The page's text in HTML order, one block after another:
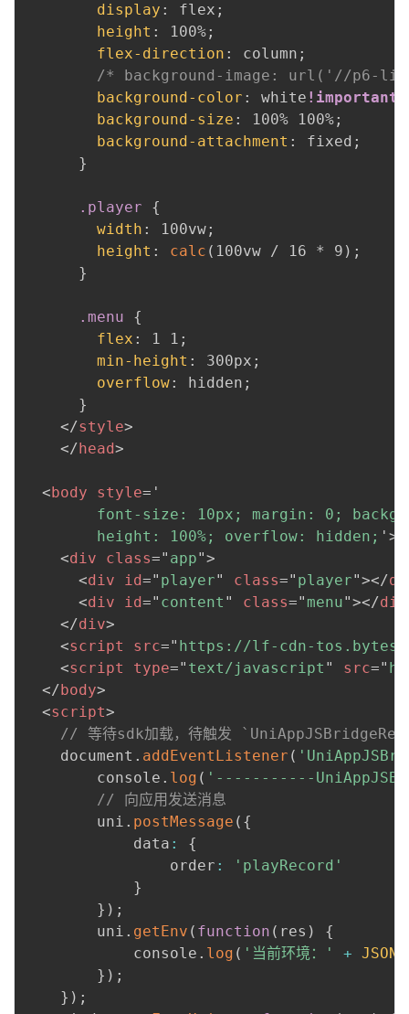
display : flex ;
height : 100%;
flex-direction : column ;
/* background-image: url('//p6-
background-color : white !important
background-size : 100% 100%;
background-attachment : fixed ;
}
.player
{
width : 100vw;
height : calc ( 100vw / 16 * 9 ) ;
}
.menu
{
flex : 1 1 ;
min-height : 300px ;
overflow: hidden ;
}
</style>
</ head>
< body style= '
font-size: 10px; margin: 0;
        height: 100%; overflow: hidden;
' >
<div class=" app">
<div id=" player" class=" player"></
<div id=" content " class=" menu"></div
</div>
<script src=" https://lf-cdn-
<script type=" text/javascript " src="
</ body>
<script>
// 等待sdk加载，待触发
	document
. addEventListener (
		console
. log ( '-----------
// 向应用发送消息
		uni
. postMessage ( {
			data
:
{
				order
:
'playRecord'
}
} ) ;
		uni
. getEnv ( function ( res )
{
			console
. log ( '当前环境：' + JSON
} ) ;
} ) ;